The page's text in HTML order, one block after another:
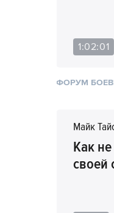
1:02:01
ФОРУМ
Майк
Как
своей